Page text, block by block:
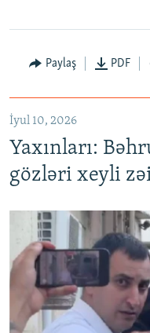
Paylaş PDF
İyul 10, 2026
Yaxınları:
gözləri xeyli